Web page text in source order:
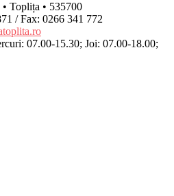
Toplița • 535700
/ Fax: 0266 341 772
07.00-15.30; Joi: 07.00-18.00;